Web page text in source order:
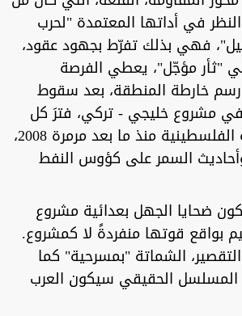
في أداتها المعتمدة "لحرب
فهي بذلك تفرّط بجهود عقود،
"ثأر مؤجّل"، يعطي الفرصة
رسم خارطة المنطقة، بعد سقوط
في مشروع خليجي - تركي، فترَ كل
تعامله مع القضية الفلسطينية منذ ما بعد مرمرة 2008،
السمر على كؤوس النفط
ضحايا الجهل بعدائية مشروع
بواقع قوتها منفردةً لا كمشروع.
الشماتة "بمسرحية" كما
المسلسل الحقيقي سيكون العرب